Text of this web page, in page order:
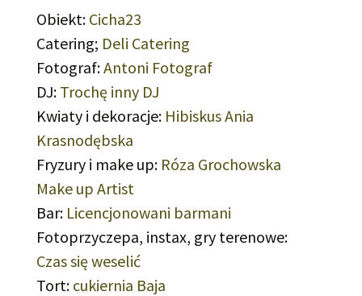
Obiekt: Cicha23
Catering; Deli Catering
Fotograf:Antoni Fotograf
DJ: Trochę inny DJ
Kwiaty i dekoracje: Hibiskus Ania
Krasnodębska
Fryzury i make up: Róza Grochowska
Make up Artist
Bar: Licencjonowani barmani
Fotoprzyczepa, instax, gry terenowe:
Czas się weselić
Tort: cukiernia Baja